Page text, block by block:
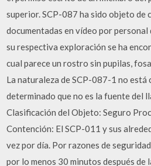
superior. SCP-087 ha sido objeto de
documentadas en vídeo por personal
su respectiva exploración se ha
cual parece un rostro sin pupilas,
La naturaleza de SCP-087-1 no está
determinado que no es la fuente del
Clasificación del Objeto: Seguro
Contención: El SCP-011 y sus
vez por día. Por razones de
por lo menos 30 minutos después de